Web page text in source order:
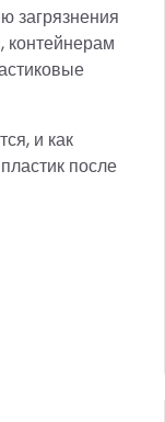
загрязнения
контейнерам
и как
после